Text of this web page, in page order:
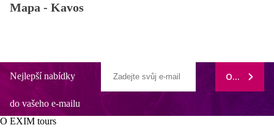
Mapa - Kavos
Nejlepší nabídky
do vašeho e-mailu
ODEBÍRAT
O EXIM tours